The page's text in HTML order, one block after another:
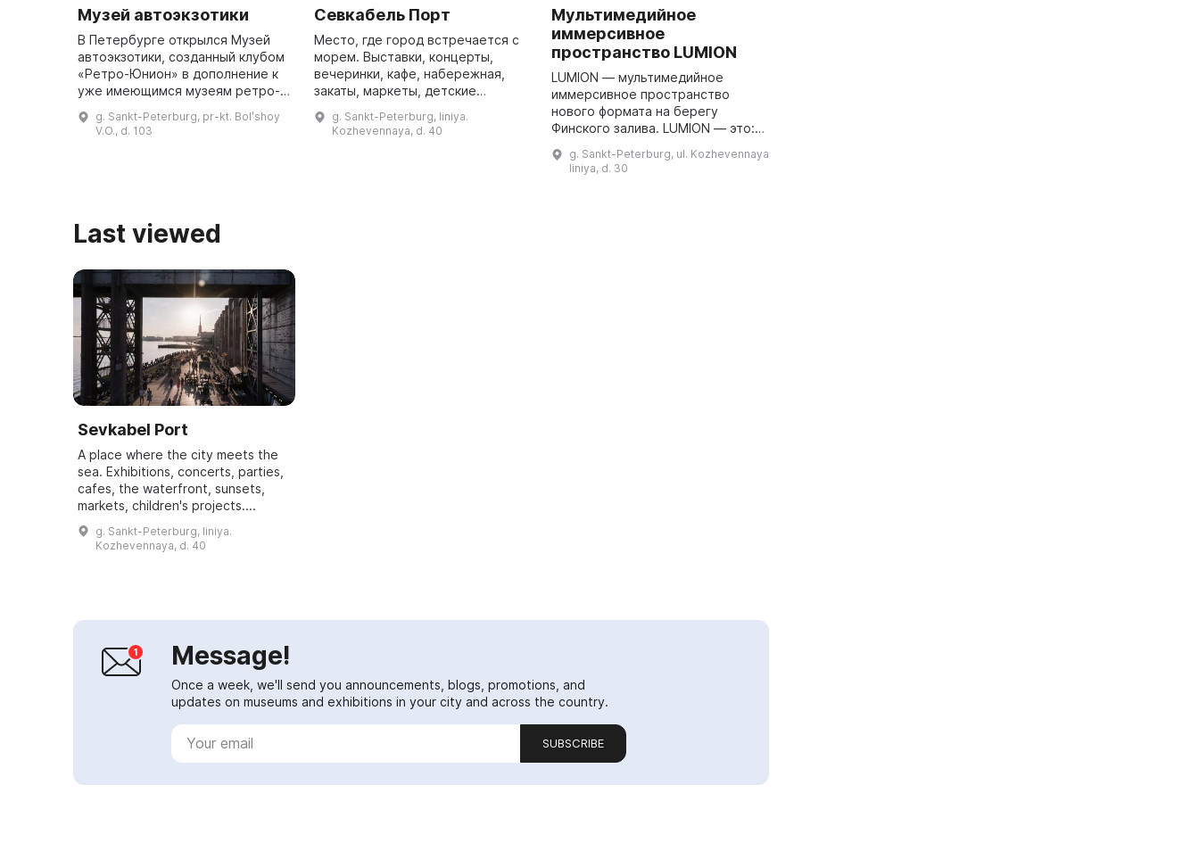
Музей автоэкзотики
В Петербурге открылся Музей
автоэкзотики, созданный клубом
«Ретро-Юнион» в дополнение к
уже имеющимся музеям ретро-
Зеленогорске. Начиная с 90-х
годов коллекция музея начала
g. Sankt-Peterburg, pr-kt. Bolʹshoy
V.O., d. 103
Севкабель Порт
Место, где город встречается с
морем. Выставки, концерты,
вечеринки, кафе, набережная,
закаты, маркеты, детские
g. Sankt-Peterburg, liniya.
Kozhevennaya, d. 40
Мультимедийное
иммерсивное
пространство LUMION
LUMION — мультимедийное
иммерсивное пространство
нового формата на берегу
Финского залива. LUMION — это:
сопровождении
мультимедийного шоу —
g. Sankt-Peterburg, ul. Kozhevennaya
liniya, d. 30
Last viewed
Sevkabel Port
A place where the city meets the
sea. Exhibitions, concerts, parties,
cafes, the waterfront, sunsets,
markets, children's projects....
g. Sankt-Peterburg, liniya.
Kozhevennaya, d. 40
Message!
Once a week, we'll send you announcements, blogs, promotions, and
updates on museums and exhibitions in your city and across the country.
SUBSCRIBE